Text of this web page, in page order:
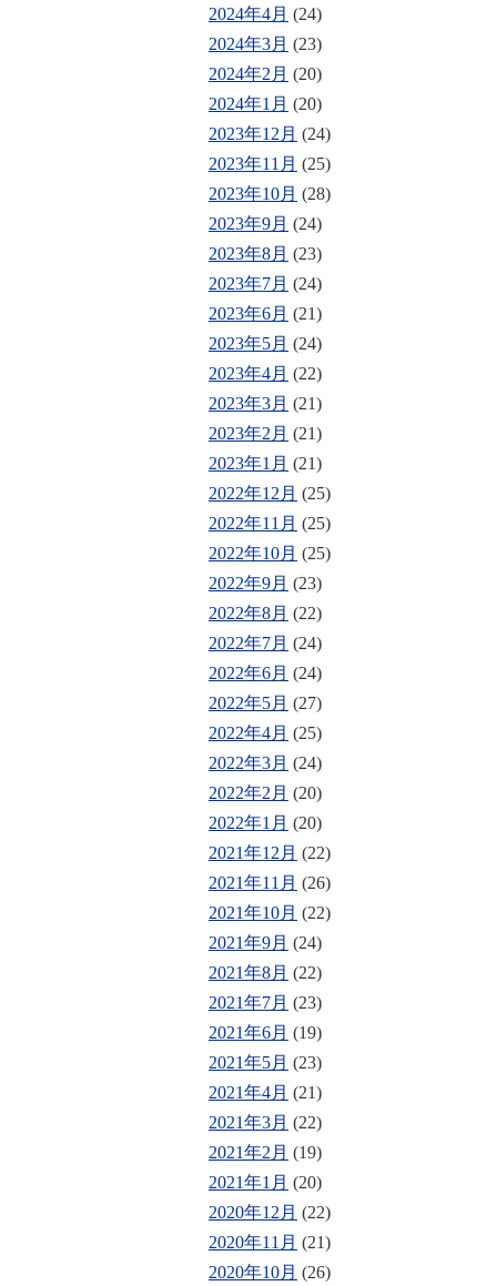
2024年4月 (24)
2024年3月 (23)
2024年2月 (20)
2024年1月 (20)
2023年12月 (24)
2023年11月 (25)
2023年10月 (28)
2023年9月 (24)
2023年8月 (23)
2023年7月 (24)
2023年6月 (21)
2023年5月 (24)
2023年4月 (22)
2023年3月 (21)
2023年2月 (21)
2023年1月 (21)
2022年12月 (25)
2022年11月 (25)
2022年10月 (25)
2022年9月 (23)
2022年8月 (22)
2022年7月 (24)
2022年6月 (24)
2022年5月 (27)
2022年4月 (25)
2022年3月 (24)
2022年2月 (20)
2022年1月 (20)
2021年12月 (22)
2021年11月 (26)
2021年10月 (22)
2021年9月 (24)
2021年8月 (22)
2021年7月 (23)
2021年6月 (19)
2021年5月 (23)
2021年4月 (21)
2021年3月 (22)
2021年2月 (19)
2021年1月 (20)
2020年12月 (22)
2020年11月 (21)
2020年10月 (26)